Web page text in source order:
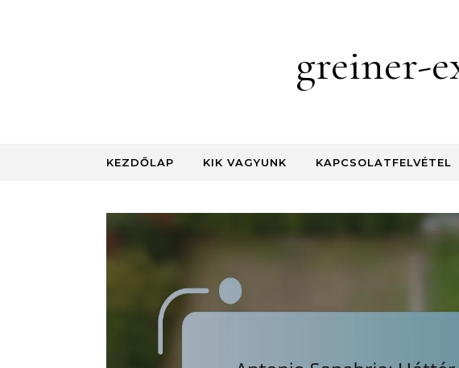
greiner-
KEZDŐLAP KIK VAGYUNK KAPCSOLATFELVÉTEL